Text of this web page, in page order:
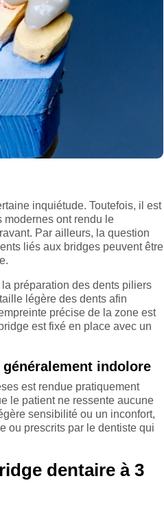
inquiétude. Toutefois, il est
modernes ont rendu le
Par ailleurs, la question
liés aux bridges peuvent être
préparation des dents piliers
légère des dents afin
précise de la zone est
est fixé en place avec un
indolore
est rendue pratiquement
le patient ne ressente aucune
sensibilité ou un inconfort,
ou prescrits par le dentiste qui
dentaire à 3